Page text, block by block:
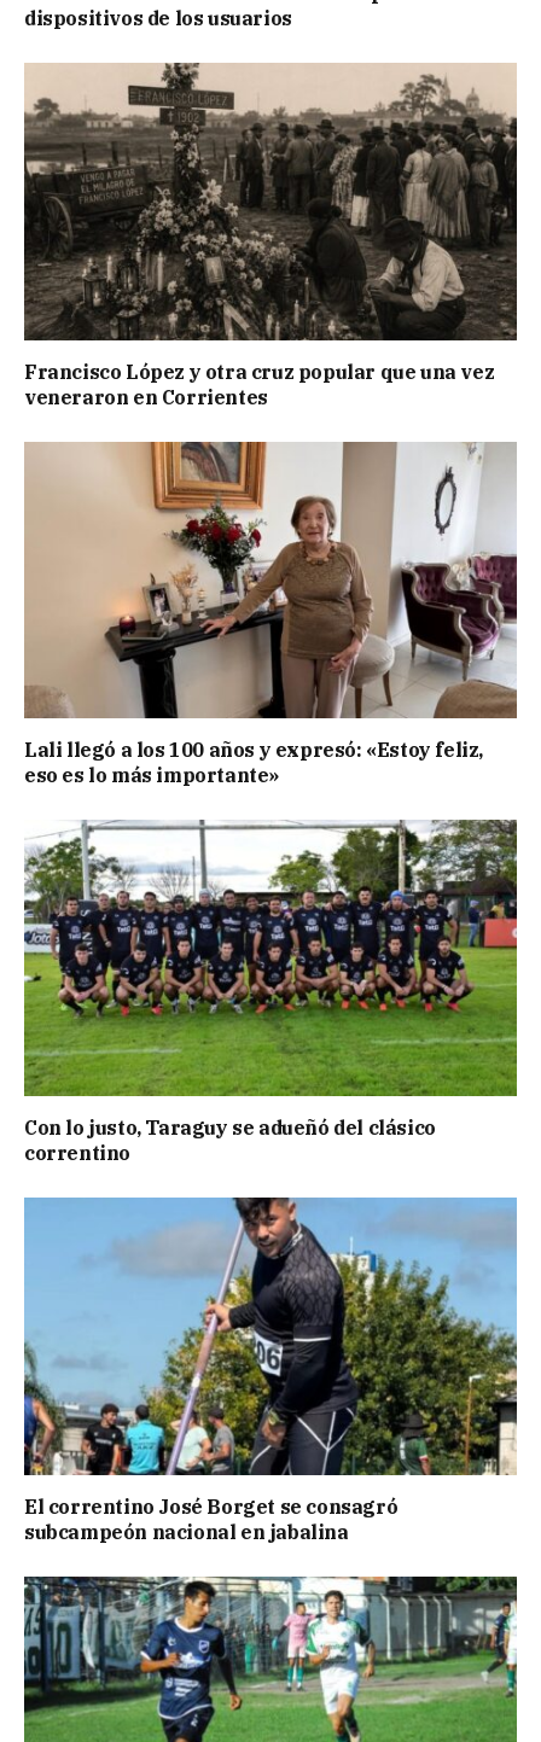
dispositivos de los usuarios
Francisco López y otra cruz popular que una vez
veneraron en Corrientes
Lali llegó a los 100 años y expresó: «Estoy feliz,
eso es lo más importante»
Con lo justo, Taraguy se adueñó del clásico
correntino
El correntino José Borget se consagró
subcampeón nacional en jabalina